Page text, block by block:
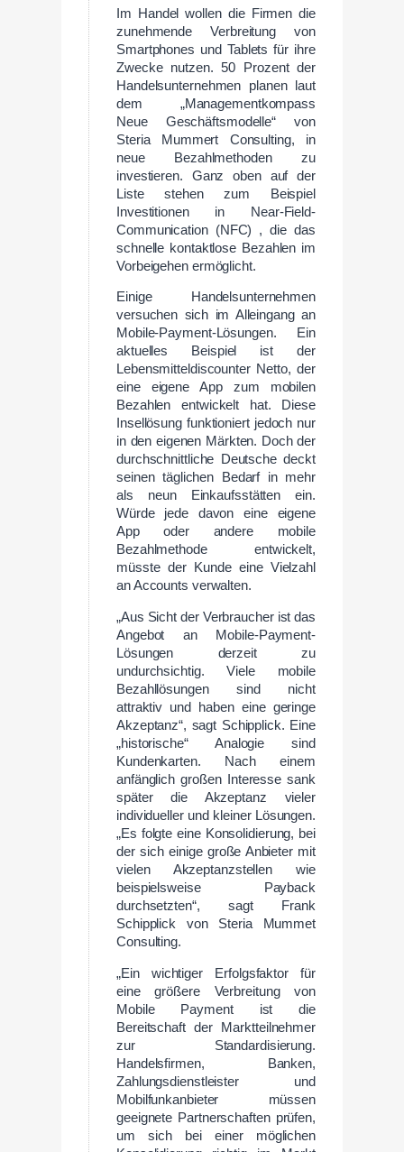
Im Handel wollen die Firmen die
zunehmende Verbreitung von
Smartphones und Tablets für ihre
Zwecke nutzen. 50 Prozent der
Handelsunternehmen planen laut
dem „Managementkompass
Neue Geschäftsmodelle“ von
Steria Mummert Consulting, in
neue Bezahlmethoden zu
investieren. Ganz oben auf der
Liste stehen zum Beispiel
Investitionen in Near-Field-
Communication (NFC) , die das
schnelle kontaktlose Bezahlen im
Vorbeigehen ermöglicht.
Einige Handelsunternehmen
versuchen sich im Alleingang an
Mobile-Payment-Lösungen. Ein
aktuelles Beispiel ist der
Lebensmitteldiscounter Netto, der
eine eigene App zum mobilen
Bezahlen entwickelt hat. Diese
Insellösung funktioniert jedoch nur
in den eigenen Märkten. Doch der
durchschnittliche Deutsche deckt
seinen täglichen Bedarf in mehr
als neun Einkaufsstätten ein.
Würde jede davon eine eigene
App oder andere mobile
Bezahlmethode entwickelt,
müsste der Kunde eine Vielzahl
an Accounts verwalten.
„Aus Sicht der Verbraucher ist das
Angebot an Mobile-Payment-
Lösungen derzeit zu
undurchsichtig. Viele mobile
Bezahllösungen sind nicht
attraktiv und haben eine geringe
Akzeptanz“, sagt Schipplick. Eine
„historische“ Analogie sind
Kundenkarten. Nach einem
anfänglich großen Interesse sank
später die Akzeptanz vieler
individueller und kleiner Lösungen.
„Es folgte eine Konsolidierung, bei
der sich einige große Anbieter mit
vielen Akzeptanzstellen wie
beispielsweise Payback
durchsetzten“, sagt Frank
Schipplick von Steria Mummet
Consulting.
„Ein wichtiger Erfolgsfaktor für
eine größere Verbreitung von
Mobile Payment ist die
Bereitschaft der Marktteilnehmer
zur Standardisierung.
Handelsfirmen, Banken,
Zahlungsdienstleister und
Mobilfunkanbieter müssen
geeignete Partnerschaften prüfen,
um sich bei einer möglichen